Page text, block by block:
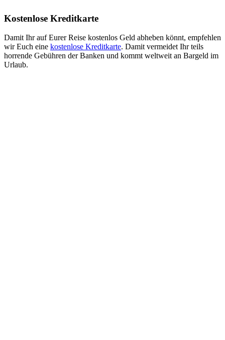
Kostenlose Kreditkarte
Damit Ihr auf Eurer Reise kostenlos Geld abheben könnt, empfehlen
wir Euch eine kostenlose Kreditkarte. Damit vermeidet Ihr teils
horrende Gebühren der Banken und kommt weltweit an Bargeld im
Urlaub.